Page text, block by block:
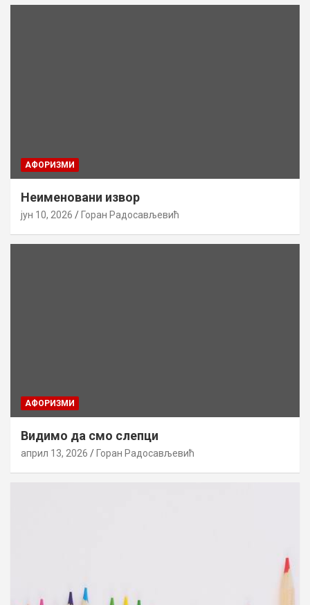
AФОРИЗМИ
Неименовани извор
јун 10, 2026 Горан Радосављевић
AФОРИЗМИ
Видимо да смо слепци
април 13, 2026 Горан Радосављевић